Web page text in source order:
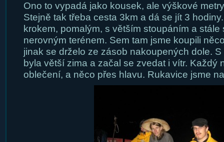
Ono to vypadá jako kousek, ale výškové
Stejně tak třeba cesta 3km a dá se jít 3
krokem, pomalým, s větším stoupáním a stále
nerovným terénem. Sem tam jsme koupili
jinak se drželo ze zásob nakoupených dole.
byla větší zima a začal se zvedat i vítr. Každý
oblečení, a něco přes hlavu. Rukavice jsme